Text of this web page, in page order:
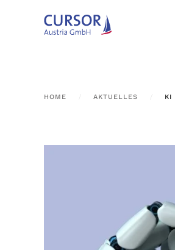
Zum Hauptinhalt springen
HOME AKTUELLES KI